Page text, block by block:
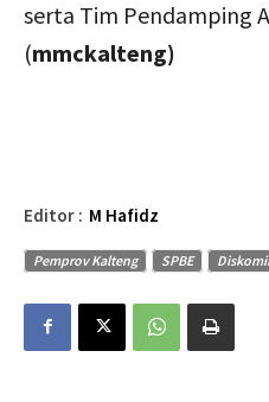
serta Tim Pendamping
(mmckalteng)
Editor : M Hafidz
Pemprov Kalteng SPBE